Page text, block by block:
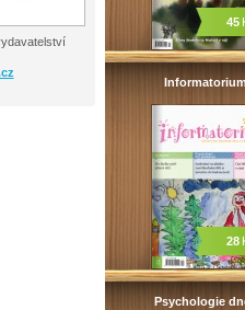
45
28
Psychologie